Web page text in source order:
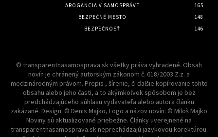
AROGANCIA V SAMOSPRÁVE
165
BEZPEČNÉ MESTO
148
BEZPEČNOSŤ
146
© transparentnasamosprava.sk všetky práva vyhradené. Obsah
novín je chránený autorským zákonom č. 618/2003 Z.z. a
medzinárodným právom. Prepis , šírenie, či ďalšie kopírovanie tohto
obsahu alebo jeho časti, a to akýmkoľvek spôsobom je bez
predchádzajúceho súhlasu vydavateľa alebo autora článku
zakázané. Design: © Denis Majko, Logo a názov novín: © Miloš Majko
Noviny sú aktualizované priebežne. Články uverejnené na
transparentnasamosprava.sk neprechádzajú jazykovou korektúrou.